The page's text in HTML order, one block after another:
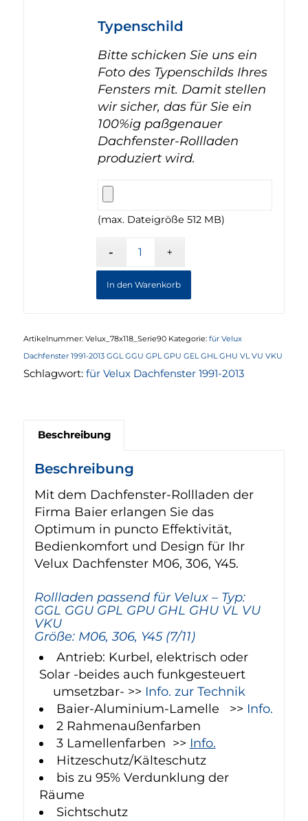
Typenschild
Bitte schicken Sie uns ein
Foto des Typenschilds Ihres
Fensters mit. Damit stellen
wir sicher, das für Sie ein
100%ig paßgenauer
Dachfenster-Rollladen
produziert wird.
(max. Dateigröße 512 MB)
In den Warenkorb
Artikelnummer: Velux_78x118_Serie90 Kategorie: für Velux
Dachfenster 1991-2013 GGL GGU GPL GPU GEL GHL GHU VL VU VKU
Schlagwort: für Velux Dachfenster 1991-2013
Beschreibung
Beschreibung
Mit dem Dachfenster-Rollladen der
Firma Baier erlangen Sie das
Optimum in puncto Effektivität,
Bedienkomfort und Design für Ihr
Velux Dachfenster M06, 306, Y45.
Rollladen passend für Velux – Typ:
GGL GGU GPL GPU GHL GHU VL VU
VKU
Größe: M06, 306, Y45 (7/11)
Antrieb: Kurbel, elektrisch oder
Solar -beides auch funkgesteuert
umsetzbar- >> Info. zur Technik
Baier-Aluminium-Lamelle >> Info.
2 Rahmenaußenfarben
3 Lamellenfarben >> Info.
Hitzeschutz/Kälteschutz
bis zu 95% Verdunklung der
Räume
Sichtschutz